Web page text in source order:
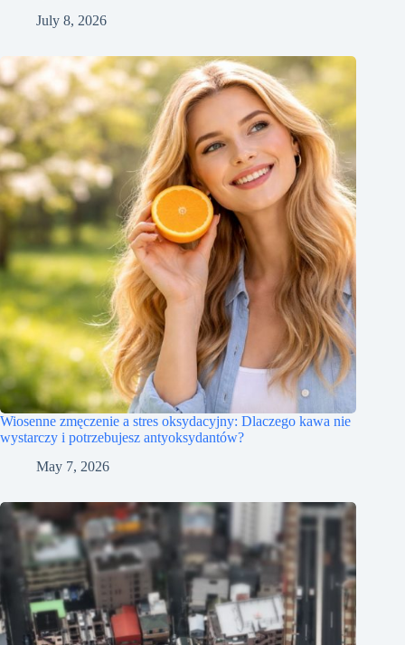
July 8, 2026
Wiosenne zmęczenie a stres oksydacyjny: Dlaczego kawa nie
wystarczy i potrzebujesz antyoksydantów?
May 7, 2026